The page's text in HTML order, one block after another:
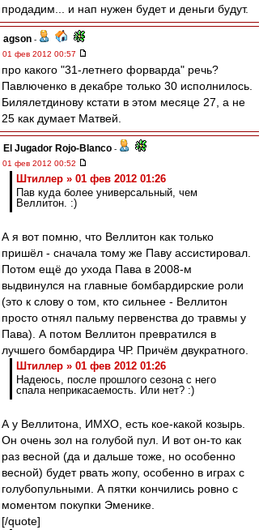
продадим... и нап нужен будет и деньги будут.
agson -
01 фев 2012 00:57
про какого "31-летнего форварда" речь?
Павлюченко в декабре только 30 исполнилось.
Билялетдинову кстати в этом месяце 27, а не
25 как думает Матвей.
El Jugador Rojo-Blanco -
01 фев 2012 00:52
Штиллер » 01 фев 2012 01:26
Пав куда более универсальный, чем
Веллитон. :)
А я вот помню, что Веллитон как только
пришёл - сначала тому же Паву ассистировал.
Потом ещё до ухода Пава в 2008-м
выдвинулся на главные бомбардирские роли
(это к слову о том, кто сильнее - Веллитон
просто отнял пальму первенства до травмы у
Пава). А потом Веллитон превратился в
лучшего бомбардира ЧР. Причём двукратного.
Штиллер » 01 фев 2012 01:26
Надеюсь, после прошлого сезона с него
спала неприкасаемость. Или нет? :)
А у Веллитона, ИМХО, есть кое-какой козырь.
Он очень зол на голубой пул. И вот он-то как
раз весной (да и дальше тоже, но особенно
весной) будет рвать жопу, особенно в играх с
голубопульными. А пятки кончились ровно с
моментом покупки Эменике.
[/quote]